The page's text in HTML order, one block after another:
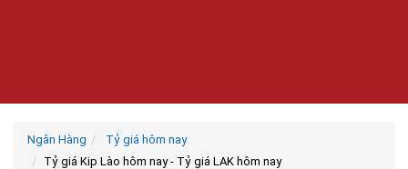
Ngân Hàng
Tỷ giá hôm nay
Tỷ giá Kip Lào hôm nay - Tỷ giá LAK hôm nay